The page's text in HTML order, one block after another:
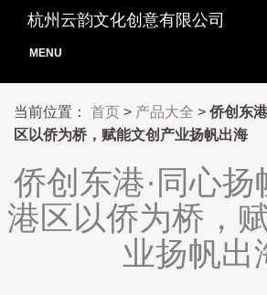
杭州云韵文化创意有限公司
MENU
当前位置： 首页 > 产品大全 > 侨创东
区以侨为桥，赋能文创产业扬帆出海
侨创东港·同心
港区以侨为桥，
业扬帆出